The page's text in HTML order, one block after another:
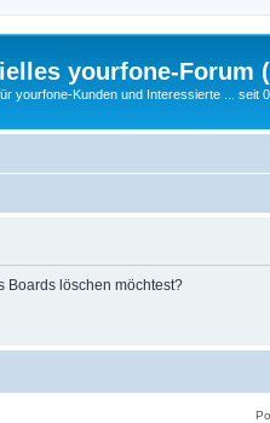
yourfone-Forum
yourfone-Kunden und Interessierte ... seit
Boards löschen möchtest?